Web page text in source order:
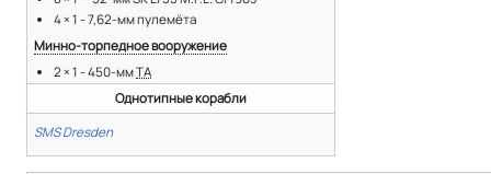
4 × 1 - 7,62-мм пулемёта
Минно-торпедное вооружение
2 × 1 - 450-ммТА
Однотипные корабли
SMS Dresden